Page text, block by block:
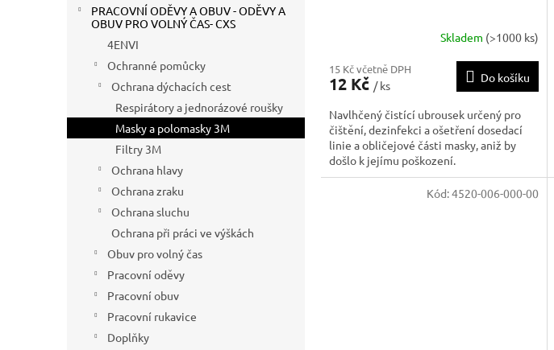
PRACOVNÍ ODĚVY A OBUV - ODĚVY A
OBUV PRO VOLNÝ ČAS- CXS
4ENVI
Ochranné pomůcky
Ochrana dýchacích cest
Respirátory a jednorázové roušky
Masky a polomasky 3M
Filtry 3M
Ochrana hlavy
Ochrana zraku
Ochrana sluchu
Ochrana při práci ve výškách
Obuv pro volný čas
Pracovní oděvy
Pracovní obuv
Pracovní rukavice
Doplňky
Skladem (>1000 ks)
15 Kč včetně DPH
12 Kč / ks
Do košíku
Navlhčený čistící ubrousek určený pro
čištění, dezinfekci a ošetření dosedací
linie a obličejové části masky, aniž by
došlo k jejímu poškození.
Kód:4520-006-000-00